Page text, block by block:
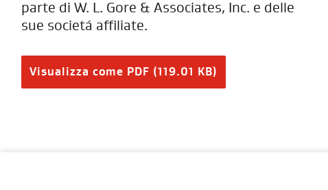
parte di W. L. Gore & Associates, Inc. e delle
sue societá affiliate.
Visualizza come PDF (119.01 KB)